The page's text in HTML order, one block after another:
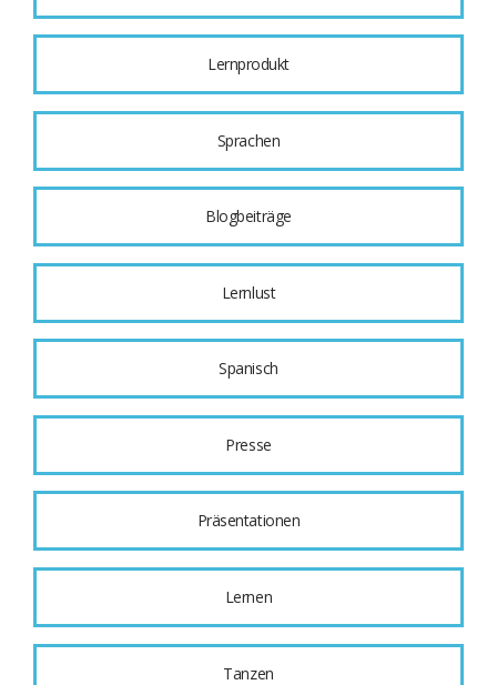
Lernprodukt
Sprachen
Blogbeiträge
Lernlust
Spanisch
Presse
Präsentationen
Lernen
Tanzen